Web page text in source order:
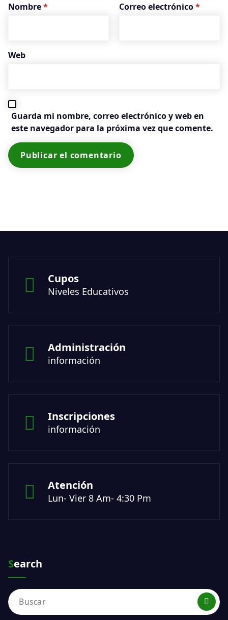
Nombre* Correo electrónico*
Web
Guarda mi nombre, correo electrónico y web en
este navegador para la próxima vez que comente.
Cupos
Niveles Educativos
Administración
información
Inscripciones
información
Atención
Lun- Vier 8 Am- 4:30 Pm
Search
Buscar: